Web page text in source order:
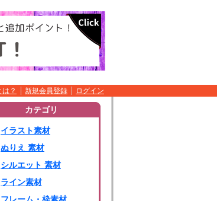
は？ 新規会員登録 ログイン
カテゴリ
イラスト素材
ぬりえ 素材
シルエット 素材
ライン素材